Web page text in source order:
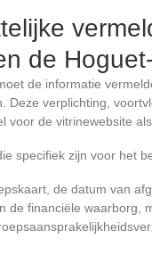
de
de informatie
Deze verplichting,
voor de vitrinewebsite
specifiek zijn voor het
de datum van
de financiële waarborg,